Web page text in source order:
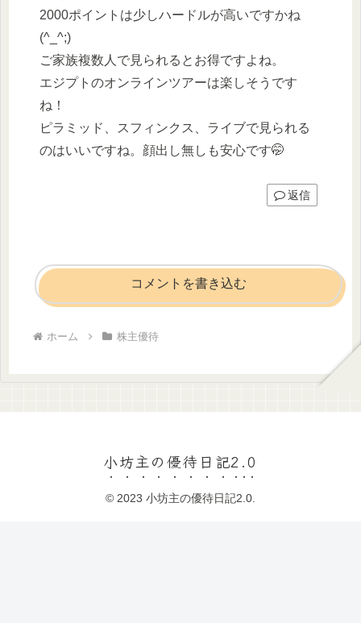
2000ポイントは少しハードルが高いですかね
(^_^;)
ご家族複数人で見られるとお得ですよね。
エジプトのオンラインツアーは楽しそうです
ね！
ピラミッド、スフィンクス、ライブで見られる
のはいいですね。顔出し無しも安心です🤭
返信
コメントを書き込む
ホーム 株主優待
小坊主の優待日記2.0
© 2023 小坊主の優待日記2.0.